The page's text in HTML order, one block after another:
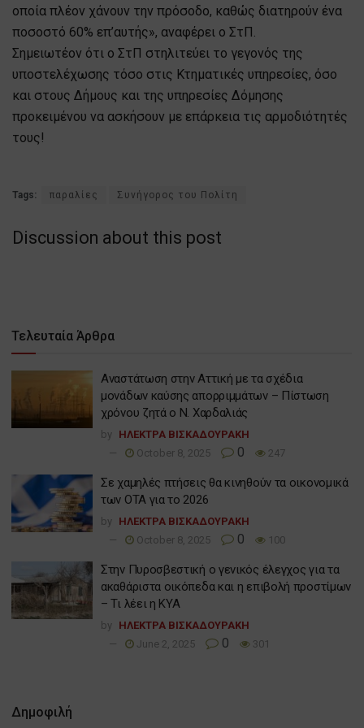
οποία πλέον χάνουν την πρόσοδο, καθώς διατηρούν ένα
ποσοστό 60% επ’αυτής», αναφέρει ο ΣτΠ.
Σημειωτέον ότι ο ΣτΠ στηλιτεύει το γεγονός της
υποστελέχωσης τόσο στις Κτηματικές υπηρεσίες, όσο
και στους Δήμους και της υπηρεσίες Δόμησης
προκειμένου να ασκήσουν με επάρκεια τις αρμοδιότητές
τους!
Tags: παραλίες Συνήγορος του Πολίτη
Discussion about this post
Τελευταία Άρθρα
Αναστάτωση στην Αττική με τα σχέδια
μονάδων καύσης απορριμμάτων – Πίστωση
χρόνου ζητά ο Ν. Χαρδαλιάς
by ΗΛΕΚΤΡΑ ΒΙΣΚΑΔΟΥΡΑΚΗ
October 8, 2025
0 247
Σε χαμηλές πτήσεις θα κινηθούν τα οικονομικά
των ΟΤΑ για το 2026
by ΗΛΕΚΤΡΑ ΒΙΣΚΑΔΟΥΡΑΚΗ
October 8, 2025
0 100
Στην Πυροσβεστική ο γενικός έλεγχος για τα
ακαθάριστα οικόπεδα και η επιβολή προστίμων
– Τι λέει η ΚΥΑ
by ΗΛΕΚΤΡΑ ΒΙΣΚΑΔΟΥΡΑΚΗ
June 2, 2025
0 301
Δημοφιλή